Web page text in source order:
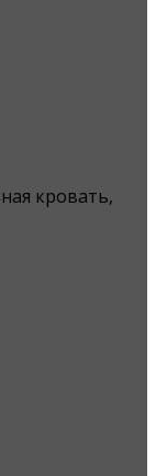
кровать,